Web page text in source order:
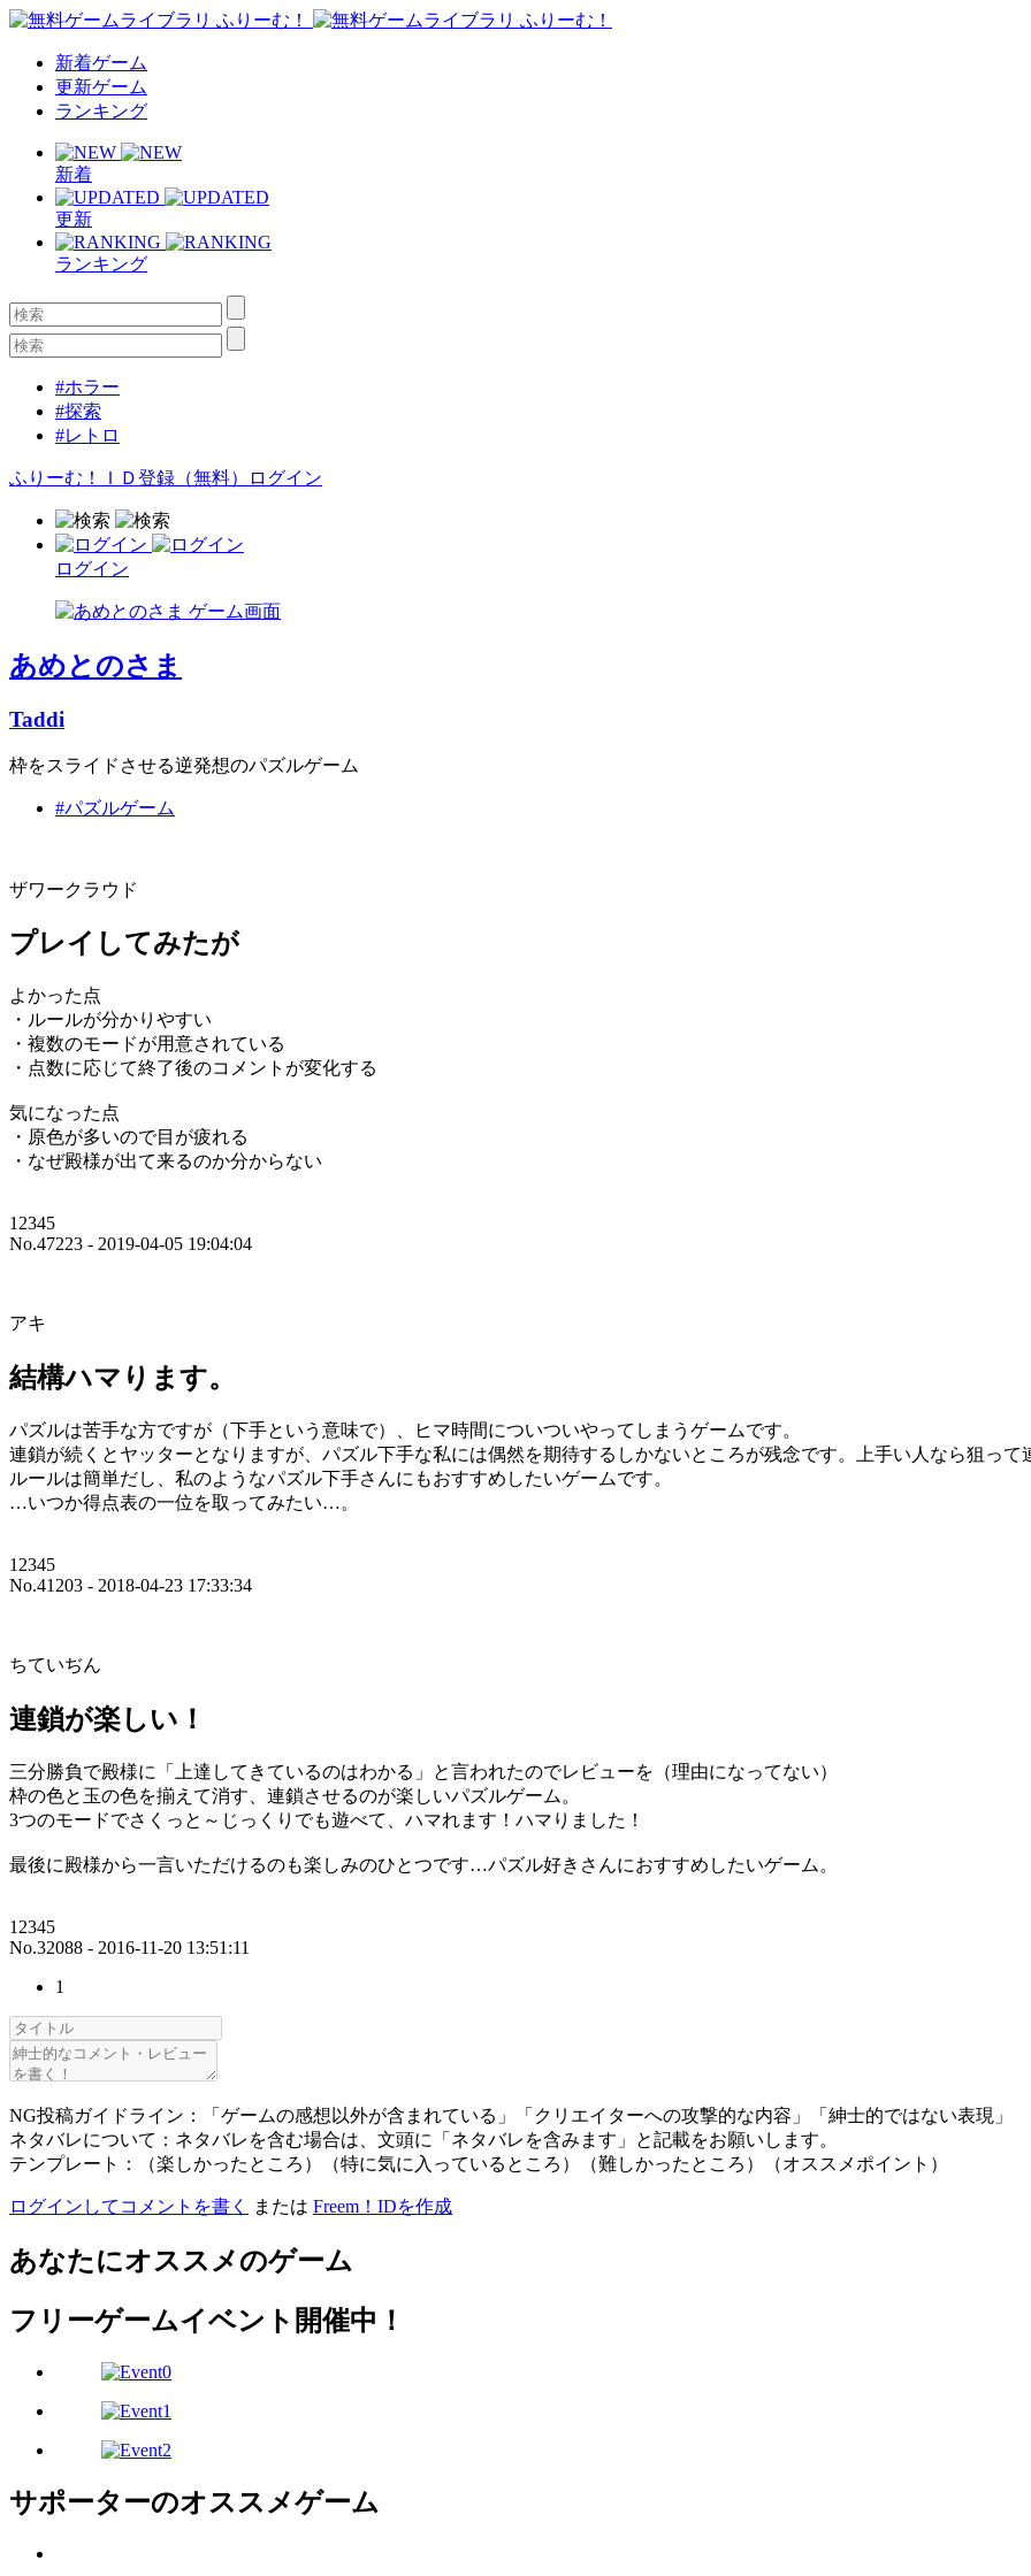
新着ゲーム
更新ゲーム
ランキング
新着
更新
ランキング
#ホラー
#探索
#レトロ
ふりーむ！ＩＤ登録（無料） ログイン
ログイン
あめとのさま
Taddi
枠をスライドさせる逆発想のパズルゲーム
#パズルゲーム
ザワークラウド
プレイしてみたが
よかった点
・ルールが分かりやすい
・複数のモードが用意されている
・点数に応じて終了後のコメントが変化する
気になった点
・原色が多いので目が疲れる
・なぜ殿様が出て来るのか分からない
12345
No.47223 - 2019-04-05 19:04:04
アキ
結構ハマります。
パズルは苦手な方ですが（下手という意味で）、ヒマ時間についついやってしまうゲームです。
連鎖が続くとヤッターとなりますが、パズル下手な私には偶然を期待するしかないところが残念です。上手い人なら狙って
ルールは簡単だし、私のようなパズル下手さんにもおすすめしたいゲームです。
…いつか得点表の一位を取ってみたい…。
12345
No.41203 - 2018-04-23 17:33:34
ちていぢん
連鎖が楽しい！
三分勝負で殿様に「上達してきているのはわかる」と言われたのでレビューを（理由になってない）
枠の色と玉の色を揃えて消す、連鎖させるのが楽しいパズルゲーム。
3つのモードでさくっと～じっくりでも遊べて、ハマれます！ハマりました！
最後に殿様から一言いただけるのも楽しみのひとつです…パズル好きさんにおすすめしたいゲーム。
12345
No.32088 - 2016-11-20 13:51:11
1
NG投稿ガイドライン：「ゲームの感想以外が含まれている」「クリエイターへの攻撃的な内容」「紳士的ではない表現」
ネタバレについて：ネタバレを含む場合は、文頭に「ネタバレを含みます」と記載をお願いします。
テンプレート：（楽しかったところ）（特に気に入っているところ）（難しかったところ）（オススメポイント）
ログインしてコメントを書く または Freem！IDを作成
あなたにオススメのゲーム
フリーゲームイベント開催中！
サポーターのオススメゲーム